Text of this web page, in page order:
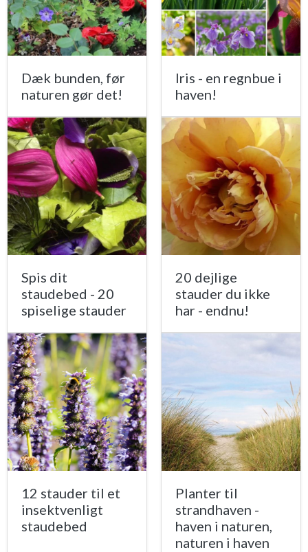
Dæk bunden, før
naturen gør det!
Iris - en regnbue i
haven!
Spis dit
staudebed - 20
spiselige stauder
20 dejlige
stauder du ikke
har - endnu!
12 stauder til et
insektvenligt
staudebed
Planter til
strandhaven -
haven i naturen,
naturen i haven